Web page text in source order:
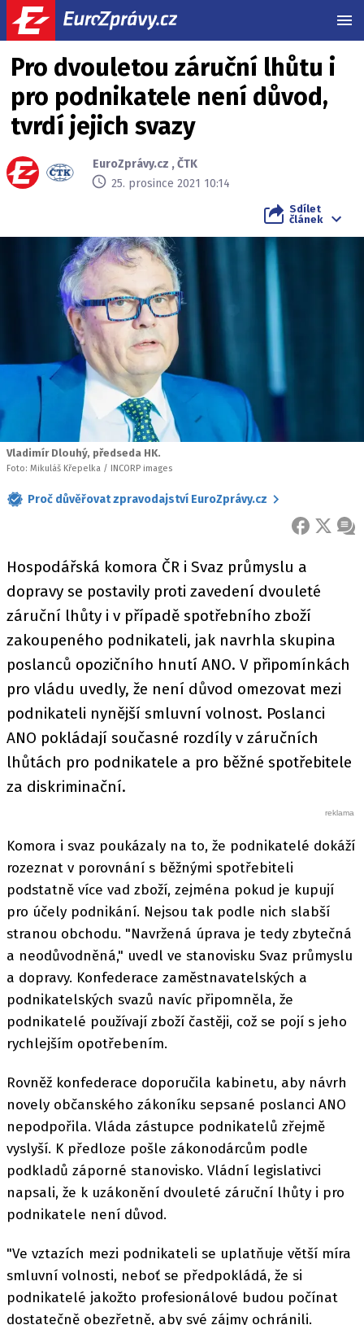
Pro dvouletou záruční lhůtu i
pro podnikatele není důvod,
tvrdí jejich svazy
EuroZprávy.cz ,ČTK
25. prosince 2021 10:14
Sdílet
článek
Vladimír Dlouhý, předseda HK.
Foto: Mikuláš Křepelka / INCORP images
Proč důvěřovat zpravodajství EuroZprávy.cz
FACEBOOK
X
Hospodářská komora ČR i Svaz průmyslu a
dopravy se postavily proti zavedení dvouleté
záruční lhůty i v případě spotřebního zboží
zakoupeného podnikateli, jak navrhla skupina
poslanců opozičního hnutí ANO. V připomínkách
pro vládu uvedly, že není důvod omezovat mezi
podnikateli nynější smluvní volnost. Poslanci
ANO pokládají současné rozdíly v záručních
lhůtách pro podnikatele a pro běžné spotřebitele
za diskriminační.
Komora i svaz poukázaly na to, že podnikatelé dokáží
rozeznat v porovnání s běžnými spotřebiteli
podstatně více vad zboží, zejména pokud je kupují
pro účely podnikání. Nejsou tak podle nich slabší
stranou obchodu. "Navržená úprava je tedy zbytečná
a neodůvodněná," uvedl ve stanovisku Svaz průmyslu
a dopravy. Konfederace zaměstnavatelských a
podnikatelských svazů navíc připomněla, že
podnikatelé používají zboží častěji, což se pojí s jeho
rychlejším opotřebením.
Rovněž konfederace doporučila kabinetu, aby návrh
novely občanského zákoníku sepsané poslanci ANO
nepodpořila. Vláda zástupce podnikatelů zřejmě
vyslyší. K předloze pošle zákonodárcům podle
podkladů záporné stanovisko. Vládní legislativci
napsali, že k uzákonění dvouleté záruční lhůty i pro
podnikatele není důvod.
"Ve vztazích mezi podnikateli se uplatňuje větší míra
smluvní volnosti, neboť se předpokládá, že si
podnikatelé jakožto profesionálové budou počínat
dostatečně obezřetně, aby své zájmy ochránili.